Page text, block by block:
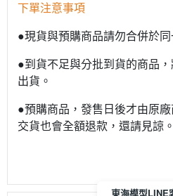
下單注意事項
●現貨與預購商品請勿合併於同
●到貨不足與分批到貨的商品
出貨。
●預購商品，發售日後才由原
交貨也會全額退款，還請見諒。
東海模型LINE